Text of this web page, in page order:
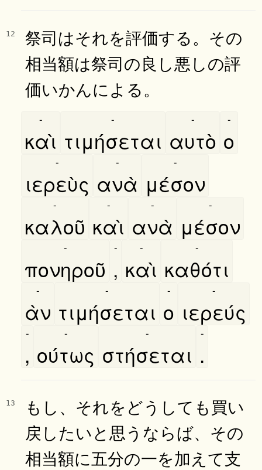
12
祭司はそれを評価する。その
相当額は祭司の良し悪しの評
価いかんによる。
καὶ
-
τιμήσεται
-
αυτὸ
-
ο
-
ιερεὺς
-
ανὰ
-
μέσον
-
καλοῦ
-
καὶ
-
ανὰ
-
μέσον
-
πονηροῦ
-
,
-
καὶ
-
καθότι
-
ὰν
-
τιμήσεται
-
ο
-
ιερεύς
-
,
-
ούτως
-
στήσεται
-
.
-
13
もし、それをどうしても買い
戻したいと思うならば、その
相当額に五分の一を加えて支